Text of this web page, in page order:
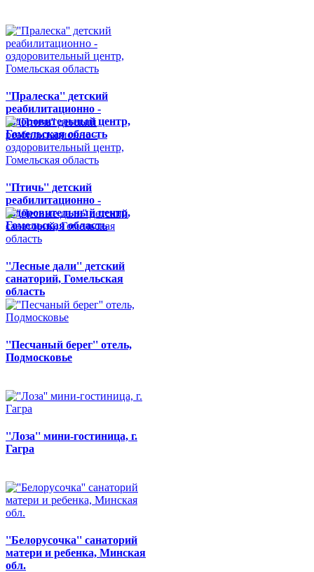
''Пралеска'' детский
реабилитационно -
оздоровительный центр,
Гомельская область
''Птичь'' детский
реабилитационно -
оздоровительный центр,
Гомельская область
''Лесные дали'' детский
санаторий, Гомельская
область
''Песчаный берег'' отель,
Подмосковье
''Лоза'' мини-гостиница, г.
Гагра
''Белорусочка'' санаторий
матери и ребенка, Минская
обл.